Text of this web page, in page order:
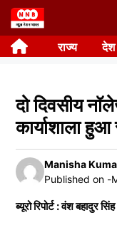
Skip
to
content राज्य देश
दो दिवसीय
कार्याशाला हुआ
Manisha
Published on -
ब्यूरो रिपोर्ट : वंश बहादुर सिंह